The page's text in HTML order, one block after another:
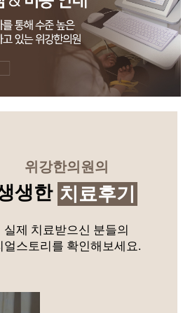
위강한의원의
생한 치료후기
실제 치료받으신 분들의
얼스토리를 확인해보세요.